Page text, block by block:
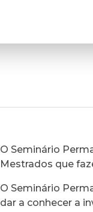
O Seminário
Mestrados que
O Seminário
dar a conhecer a